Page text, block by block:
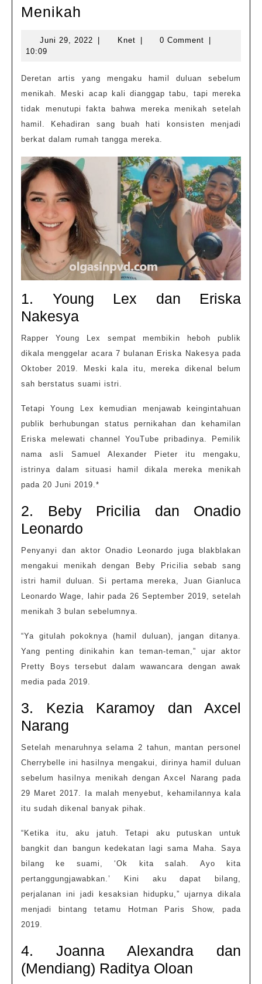
Menikah
Yang
Hamil
Duluan
Sebelum
Menikah
Juni 29, 2022 Juni
| KnetKnet
| 0 Comment
|
10:09
Deretan artis yang mengaku hamil duluan sebelum
menikah. Meski acap kali dianggap tabu, tapi mereka
tidak menutupi fakta bahwa mereka menikah setelah
hamil. Kehadiran sang buah hati konsisten menjadi
berkat dalam rumah tangga mereka.
1. Young Lex dan Eriska
Nakesya
Rapper Young Lex sempat membikin heboh publik
dikala menggelar acara 7 bulanan Eriska Nakesya pada
Oktober 2019. Meski kala itu, mereka dikenal belum
sah berstatus suami istri.
Tetapi Young Lex kemudian menjawab keingintahuan
publik berhubungan status pernikahan dan kehamilan
Eriska melewati channel YouTube pribadinya. Pemilik
nama asli Samuel Alexander Pieter itu mengaku,
istrinya dalam situasi hamil dikala mereka menikah
pada 20 Juni 2019.*
2. Beby Pricilia dan Onadio
Leonardo
Penyanyi dan aktor Onadio Leonardo juga blakblakan
mengakui menikah dengan Beby Pricilia sebab sang
istri hamil duluan. Si pertama mereka, Juan Gianluca
Leonardo Wage, lahir pada 26 September 2019, setelah
menikah 3 bulan sebelumnya.
“Ya gitulah pokoknya (hamil duluan), jangan ditanya.
Yang penting dinikahin kan teman-teman,” ujar aktor
Pretty Boys tersebut dalam wawancara dengan awak
media pada 2019.
3. Kezia Karamoy dan Axcel
Narang
Setelah menaruhnya selama 2 tahun, mantan personel
Cherrybelle ini hasilnya mengakui, dirinya hamil duluan
sebelum hasilnya menikah dengan Axcel Narang pada
29 Maret 2017. Ia malah menyebut, kehamilannya kala
itu sudah dikenal banyak pihak.
“Ketika itu, aku jatuh. Tetapi aku putuskan untuk
bangkit dan bangun kedekatan lagi sama Maha. Saya
bilang ke suami, ‘Ok kita salah. Ayo kita
pertanggungjawabkan.’ Kini aku dapat bilang,
perjalanan ini jadi kesaksian hidupku,” ujarnya dikala
menjadi bintang tetamu Hotman Paris Show, pada
2019.
4. Joanna Alexandra dan
(Mendiang) Raditya Oloan